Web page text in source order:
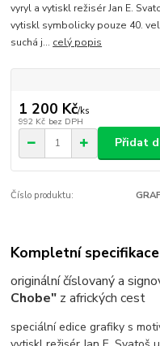
vyryl a vytiskl režisér Jan E.
vytiskl symbolicky pouze 40.
suchá j... celý popis
1 200 Kč/ks
992 Kč bez DPH
Přidat
Číslo produktu:
Kompletní specifikace
originální číslovaný a
Chobe" z afrických cest
speciální edice grafiky s